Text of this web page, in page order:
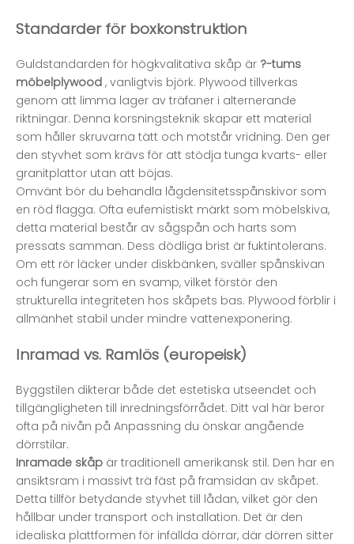
Standarder för boxkonstruktion
Guldstandarden för högkvalitativa skåp är ?-tums
möbelplywood , vanligtvis björk. Plywood tillverkas
genom att limma lager av träfaner i alternerande
riktningar. Denna korsningsteknik skapar ett material
som håller skruvarna tätt och motstår vridning. Den ger
den styvhet som krävs för att stödja tunga kvarts- eller
granitplattor utan att böjas.
Omvänt bör du behandla lågdensitetsspånskivor som
en röd flagga. Ofta eufemistiskt märkt som möbelskiva,
detta material består av sågspån och harts som
pressats samman. Dess dödliga brist är fuktintolerans.
Om ett rör läcker under diskbänken, sväller spånskivan
och fungerar som en svamp, vilket förstör den
strukturella integriteten hos skåpets bas. Plywood förblir i
allmänhet stabil under mindre vattenexponering.
Inramad vs. Ramlös (europeisk)
Byggstilen dikterar både det estetiska utseendet och
tillgängligheten till inredningsförrådet. Ditt val här beror
ofta på nivån på Anpassning du önskar angående
dörrstilar.
Inramade skåp är traditionell amerikansk stil. Den har en
ansiktsram i massivt trä fäst på framsidan av skåpet.
Detta tillför betydande styvhet till lådan, vilket gör den
hållbar under transport och installation. Det är den
idealiska plattformen för infällda dörrar, där dörren sitter